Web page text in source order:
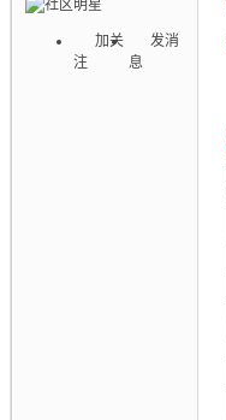
加关
注
发消
息